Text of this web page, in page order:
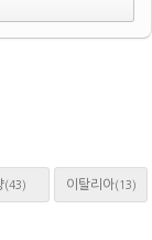
(43) 이탈리아(13)